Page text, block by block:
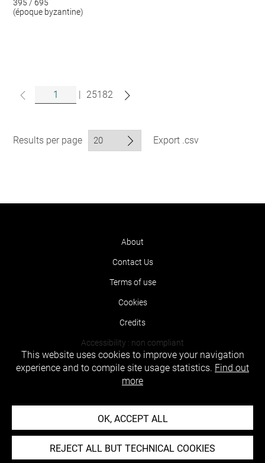
395 / 695
(époque byzantine)
| 25182
Results per page Export .csv
About
Contact Us
Terms of use
Cookies
Credits
Accessibility : non compliant
This website uses cookies to improve your navigation
experience and to compile site usage statistics. Find out
more
OK, ACCEPT ALL
REJECT ALL BUT TECHNICAL COOKIES